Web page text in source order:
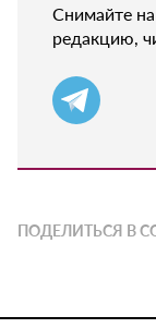
Снимайте
редакцию,
ПОДЕЛИТЬСЯ В